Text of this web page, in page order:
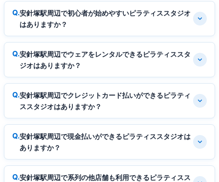
安針塚駅周辺で初心者が始めやすいピラティススタジオ
はありますか？
安針塚駅周辺でウェアをレンタルできるピラティススタ
ジオはありますか？
安針塚駅周辺でクレジットカード払いができるピラティ
ススタジオはありますか？
安針塚駅周辺で現金払いができるピラティススタジオは
ありますか？
安針塚駅周辺で系列の他店舗も利用できるピラティスス